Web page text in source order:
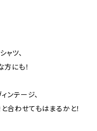
ャツ、
方にも！
ンテージ、
合わせてもはまるかと！